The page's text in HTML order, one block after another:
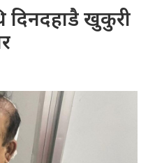
दिनदहाडै खुकुरी